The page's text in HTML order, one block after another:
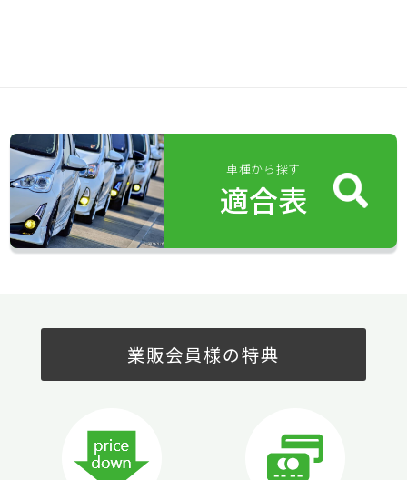
車種から探す
適合表
業販会員様の特典